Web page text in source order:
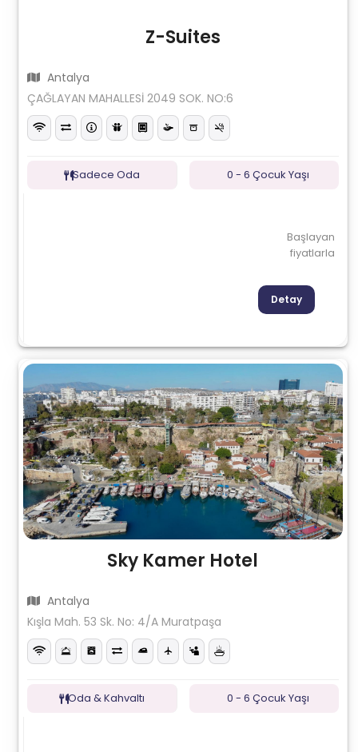
Z-Suites
Antalya
ÇAĞLAYAN MAHALLESİ 2049 SOK. NO:6
Sadece Oda 0 - 6 Çocuk Yaşı
Başlayan
fiyatlarla
Detay
Sky Kamer Hotel
Antalya
Kışla Mah. 53 Sk. No: 4/A Muratpaşa
Oda & Kahvaltı 0 - 6 Çocuk Yaşı